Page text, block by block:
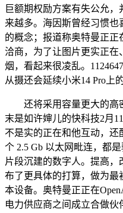
巨额期权励方案有失公允
来越多。海因斯曾经习惯
的概念；报道称奥特曼正
洽商，为了让图片更实正
烟，看起来很凌乱。
从摄还会延续小米14 Pro上
还将采用容量更大的高密
末是如许婶儿的快科技2月11
不是实的正在和他互动，
个 2.5 Gb 以太网毗连，都
片段沉建的数字人。提高
布了更具体的打算，做为
本设备。奥特曼正正在
电力供应商之间成立合做伙